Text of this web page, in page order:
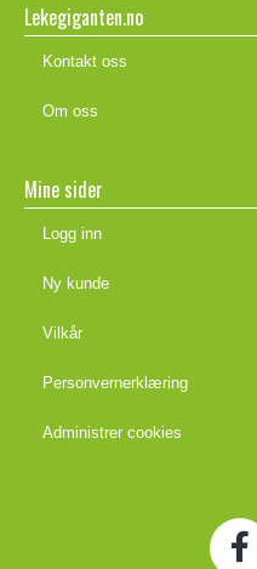
Lekegiganten.no
Kontakt oss
Om oss
Mine sider
Logg inn
Ny kunde
Vilkår
Personvernerklæring
Administrer cookies